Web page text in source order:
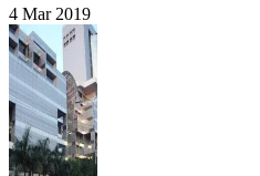
4 Mar 2019